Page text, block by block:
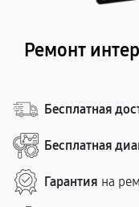
Ремонт
Бесплатная
Бесплатная
Гарантия на